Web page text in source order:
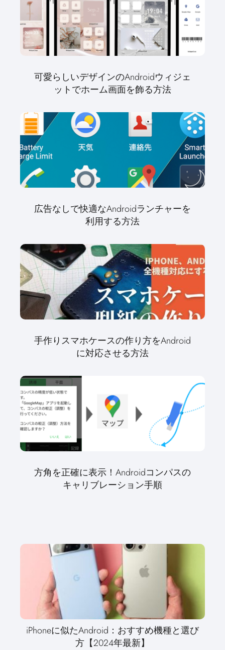
可愛らしいデザインのAndroidウィジェ
ットでホーム画面を飾る方法
広告なしで快適なAndroidランチャーを
利用する方法
手作りスマホケースの作り方をAndroid
に対応させる方法
方角を正確に表示！Androidコンパスの
キャリブレーション手順
iPhoneに似たAndroid：おすすめ機種と選び
方【2024年最新】